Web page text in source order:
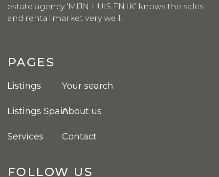
estate agency ‘MIJN HUIS EN IK’ knows the sales
and rental market very well.
PAGES
Listings
Listings Spain
Services
Your search
About us
Contact
FOLLOW US